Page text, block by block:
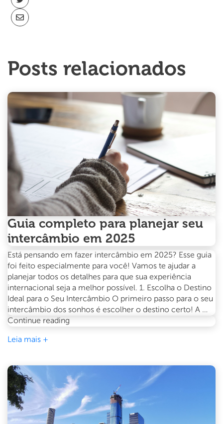
Posts relacionados
Guia completo para planejar seu
intercâmbio em 2025
Está pensando em fazer intercâmbio em 2025? Esse guia
foi feito especialmente para você! Vamos te ajudar a
planejar todos os detalhes para que sua experiência
internacional seja a melhor possível. 1. Escolha o Destino
Ideal para o Seu Intercâmbio O primeiro passo para o seu
intercâmbio dos sonhos é escolher o destino certo! A …
Continue reading
seu
intercâmbio
em
2025
Leia mais +